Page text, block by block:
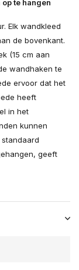
te hangen
Elk wandkleed
de bovenkant.
(15 cm aan
wandhaken te
ervoor dat het
heeft
in het
kunnen
geeft